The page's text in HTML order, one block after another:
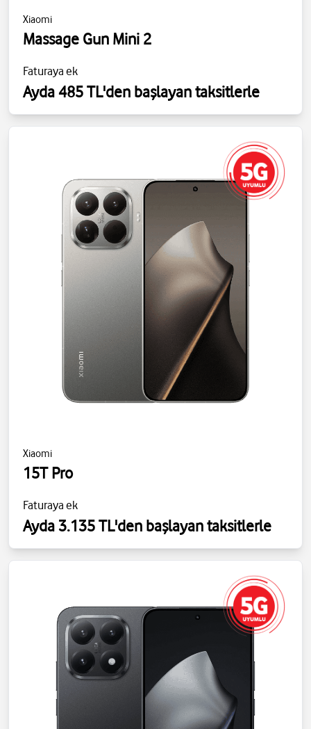
Xiaomi
Massage Gun Mini 2
Faturaya ek
Ayda 485 TL'den başlayan taksitlerle
Xiaomi
15T Pro
Faturaya ek
Ayda 3.135 TL'den başlayan taksitlerle